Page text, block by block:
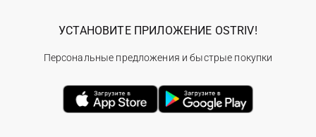
УСТАНОВИТЕ ПРИЛОЖЕНИЕ OSTRIV!
Персональные предложения и быстрые покупки